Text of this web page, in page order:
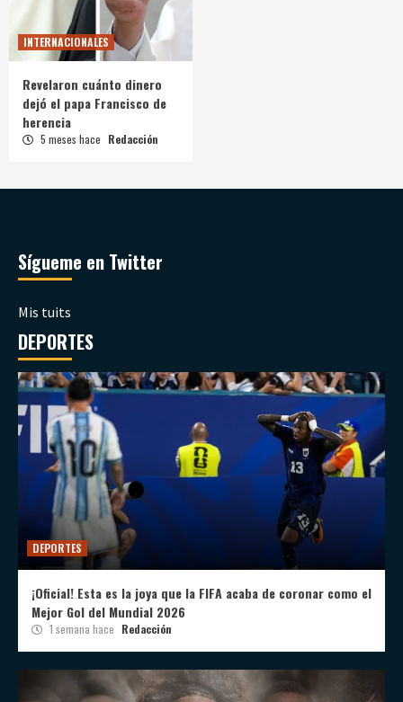
INTERNACIONALES
Revelaron cuánto dinero
dejó el papa Francisco de
herencia
5 meses hace Redacción
Sígueme en Twitter
Mis tuits
DEPORTES
DEPORTES
¡Oficial! Esta es la joya que la FIFA acaba de coronar como el
Mejor Gol del Mundial 2026
1 semana hace Redacción